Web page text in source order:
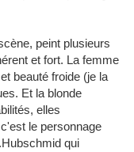
peint plusieurs
et fort. La femme
beauté froide (je la
Et la blonde
elles
le personnage
qui